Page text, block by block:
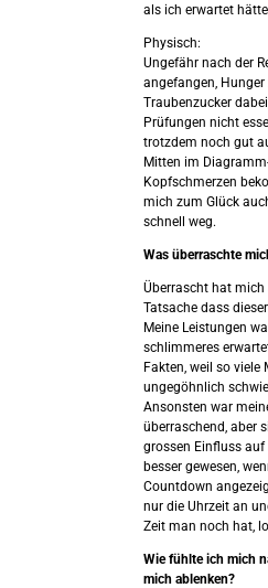
als ich erwartet
Physisch:
Ungefähr nach der
angefangen,
Traubenzucker
Prüfungen nicht
trotzdem noch gut
Mitten im
Kopfschmerzen
mich zum Glück
schnell weg.
Was überraschte
Überrascht hat
Tatsache dass
Meine Leistungen
schlimmeres
Fakten, weil so viele
ungegöhnlich
Ansonsten war
überraschend, aber
grossen Einfluss auf
besser gewesen,
Countdown
nur die Uhrzeit an
Zeit man noch hat,
Wie fühlte ich mich
mich ablenken?